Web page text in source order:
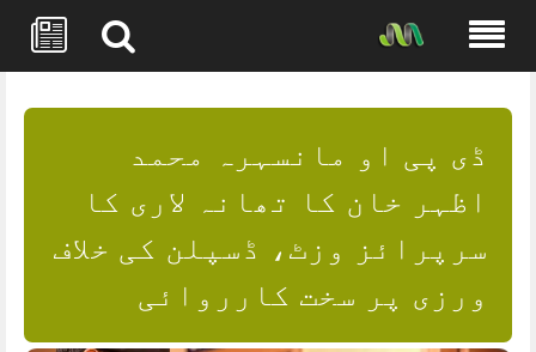
content
ڈی پی او مانسہرہ محمد
اظہر خان کا تھانہ لاری کا
سرپرائز وزٹ، ڈسپلن کی خلاف
ورزی پر سخت کارروائی